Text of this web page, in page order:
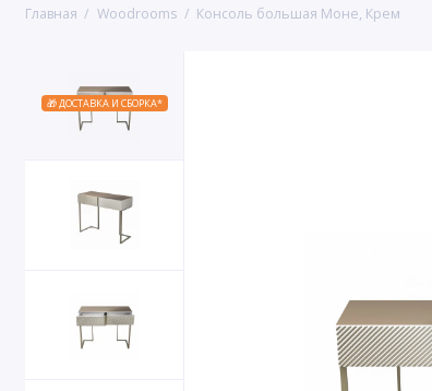
Главная Woodrooms Консоль большая Моне, Крем
🎁 ДОСТАВКА И СБОРКА*